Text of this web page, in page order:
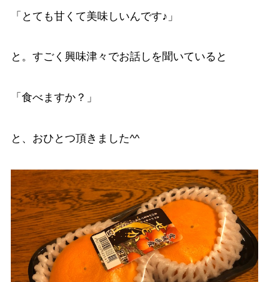
「とても甘くて美味しいんです♪」
と。すごく興味津々でお話しを聞いていると
「食べますか？」
と、おひとつ頂きました^^